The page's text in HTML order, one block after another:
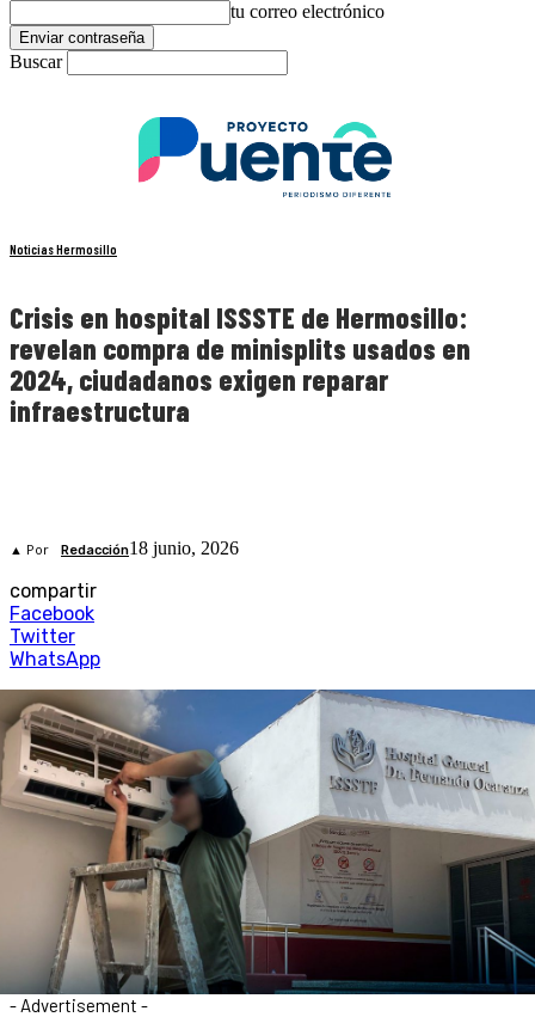
tu correo electrónico
Buscar
Noticias Hermosillo
Crisis en hospital ISSSTE de Hermosillo:
revelan compra de minisplits usados en
2024, ciudadanos exigen reparar
infraestructura
▲ Por Redacción18 junio, 2026
compartir
Facebook
Twitter
WhatsApp
- Advertisement -